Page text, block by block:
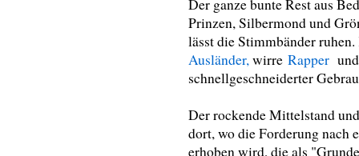
Der ganze bunte Rest aus
Prinzen, Silbermond und
lässt die Stimmbänder
Ausländer, wirre Rapper
schnellgeschneiderter
Der rockende Mittelstand
dort, wo die Forderung nach
erhoben wird, die als